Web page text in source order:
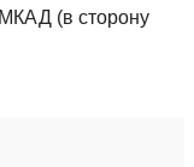
(в сторону